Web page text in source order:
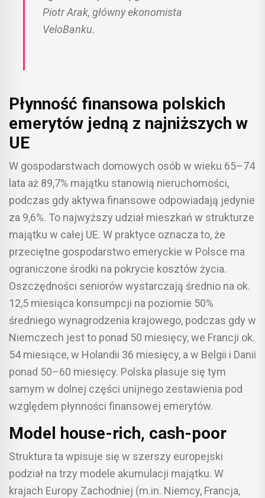
Piotr Arak, główny ekonomista
VeloBanku.
Płynność finansowa polskich
emerytów jedną z najniższych w
UE
W gospodarstwach domowych osób w wieku 65–74
lata aż 89,7% majątku stanowią nieruchomości,
podczas gdy aktywa finansowe odpowiadają jedynie
za 9,6%. To najwyższy udział mieszkań w strukturze
majątku w całej UE. W praktyce oznacza to, że
przeciętne gospodarstwo emeryckie w Polsce ma
ograniczone środki na pokrycie kosztów życia.
Oszczędności seniorów wystarczają średnio na ok.
12,5 miesiąca konsumpcji na poziomie 50%
średniego wynagrodzenia krajowego, podczas gdy w
Niemczech jest to ponad 50 miesięcy, we Francji ok.
54 miesiące, w Holandii 36 miesięcy, a w Belgii i Danii
ponad 50–60 miesięcy. Polska plasuje się tym
samym w dolnej części unijnego zestawienia pod
względem płynności finansowej emerytów.
Model house-rich, cash-poor
Struktura ta wpisuje się w szerszy europejski
podział na trzy modele akumulacji majątku. W
krajach Europy Zachodniej (m.in. Niemcy, Francja,